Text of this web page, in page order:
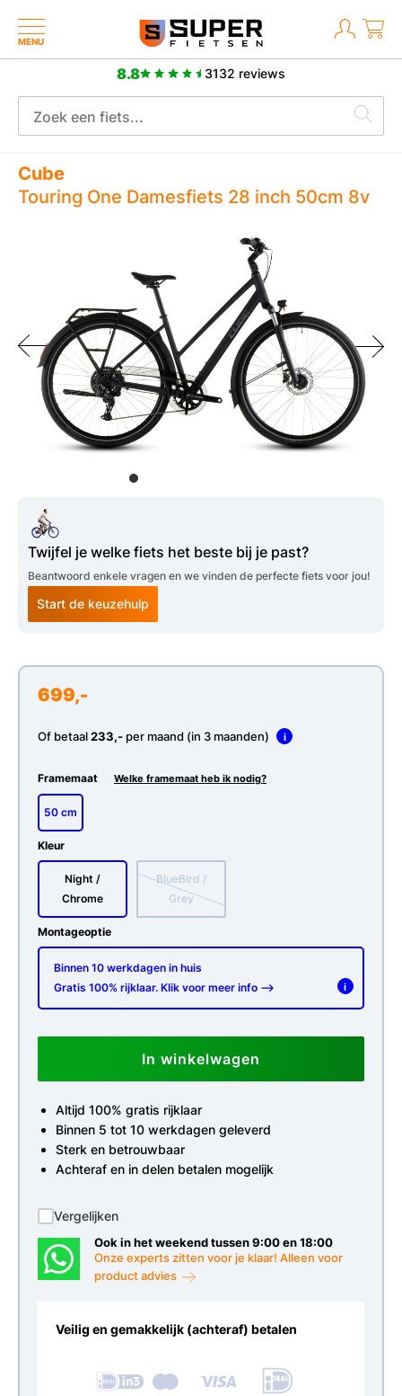
MENU
8.8 3132 reviews
Meer dan 2500 positieve reviews
Cube
Touring One Damesfiets 28 inch 50cm 8v
Twijfel je welke fiets het beste bij je past?
Beantwoord enkele vragen en we vinden de perfecte fiets voor jou!
Start de keuzehulp
699,-
Of betaal233,- per maand (in 3 maanden) i
Framemaat Welke framemaat heb ik nodig?
50 cm
Kleur
Night /
Chrome
BlueBird /
Grey
Montageoptie
Binnen 10 werkdagen in huis
Gratis 100% rijklaar. Klik voor meer info -->
i
In winkelwagen
Altijd 100% gratis rijklaar
Binnen 5 tot 10 werkdagen geleverd
Sterk en betrouwbaar
Achteraf en in delen betalen mogelijk
Vergelijken
Ook in het weekend tussen 9:00 en 18:00
Onze experts zitten voor je klaar! Alleen voor
product advies
Veilig en gemakkelijk (achteraf) betalen